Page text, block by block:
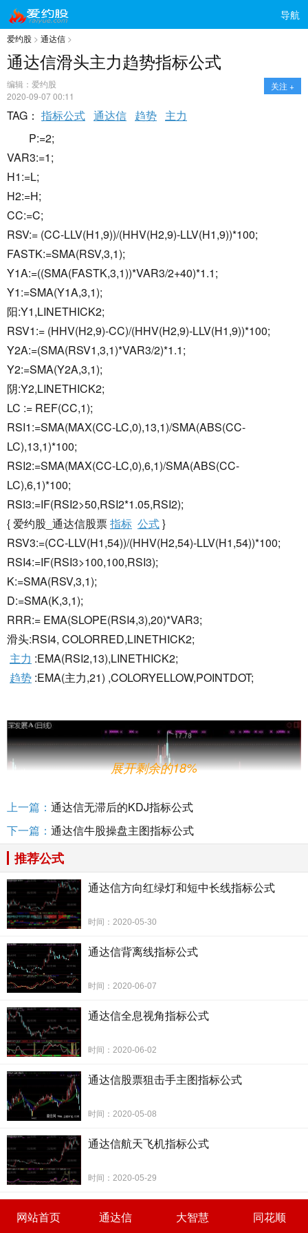
导航
爱约股 > 通达信 >
通达信滑头主力趋势指标公式
编辑：爱约股
2020-09-07 00:11
关注 +
TAG： 指标公式 通达信 趋势 主力
P:=2;
VAR3:=1;
H1:=L;
H2:=H;
CC:=C;
RSV:= (CC-LLV(H1,9))/(HHV(H2,9)-LLV(H1,9))*100;
FASTK:=SMA(RSV,3,1);
Y1A:=((SMA(FASTK,3,1))*VAR3/2+40)*1.1;
Y1:=SMA(Y1A,3,1);
阳:Y1,LINETHICK2;
RSV1:= (HHV(H2,9)-CC)/(HHV(H2,9)-LLV(H1,9))*100;
Y2A:=(SMA(RSV1,3,1)*VAR3/2)*1.1;
Y2:=SMA(Y2A,3,1);
阴:Y2,LINETHICK2;
LC := REF(CC,1);
RSI1:=SMA(MAX(CC-LC,0),13,1)/SMA(ABS(CC-
LC),13,1)*100;
RSI2:=SMA(MAX(CC-LC,0),6,1)/SMA(ABS(CC-
LC),6,1)*100;
RSI3:=IF(RSI2>50,RSI2*1.05,RSI2);
{ 爱约股_通达信股票指标 公式}
RSV3:=(CC-LLV(H1,54))/(HHV(H2,54)-LLV(H1,54))*100;
RSI4:=IF(RSI3>100,100,RSI3);
K:=SMA(RSV,3,1);
D:=SMA(K,3,1);
RRR:= EMA(SLOPE(RSI4,3),20)*VAR3;
滑头:RSI4, COLORRED,LINETHICK2;
主力 :EMA(RSI2,13),LINETHICK2;
趋势 :EMA(主力,21) ,COLORYELLOW,POINTDOT;
展开剩余的18%
上一篇： 通达信无滞后的KDJ指标公式
下一篇： 通达信牛股操盘主图指标公式
推荐公式
通达信方向红绿灯和短中长线指标公式
时间：2020-05-30
通达信背离线指标公式
时间：2020-06-07
通达信全息视角指标公式
时间：2020-06-02
通达信股票狙击手主图指标公式
时间：2020-05-08
通达信航天飞机指标公式
时间：2020-05-29
网站首页 通达信 大智慧
同花顺